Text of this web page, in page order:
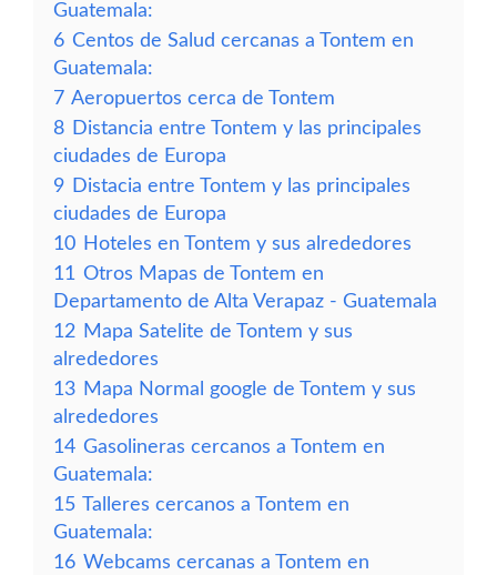
Guatemala:
6 Centos de Salud cercanas a Tontem en
Guatemala:
7 Aeropuertos cerca de Tontem
8 Distancia entre Tontem y las principales
ciudades de Europa
9 Distacia entre Tontem y las principales
ciudades de Europa
10 Hoteles en Tontem y sus alrededores
11 Otros Mapas de Tontem en
Departamento de Alta Verapaz - Guatemala
12 Mapa Satelite de Tontem y sus
alrededores
13 Mapa Normal google de Tontem y sus
alrededores
14 Gasolineras cercanos a Tontem en
Guatemala:
15 Talleres cercanos a Tontem en
Guatemala:
16 Webcams cercanas a Tontem en